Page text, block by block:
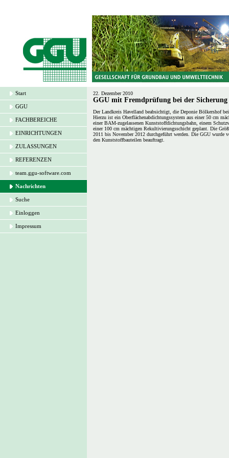
Start
GGU
FACHBEREICHE
EINRICHTUNGEN
ZULASSUNGEN
REFERENZEN
team.ggu-software.com
Nachrichten
Suche
Einloggen
Impressum
22. Dezember 2010
GGU mit Fremdprüfung bei der
Der Landkreis Havelland beabsichtigt, die Deponie Bölkershof
Hierzu ist ein Oberflächen­abdichtungssystem aus einer 50 cm
einer BAM-zugelassenen Kunststoffdichtungsbahn, einem
einer 100 cm mächtigen Rekultivierungsschicht geplant. Die
2011 bis November 2012 durchgeführt werden. Die GGU wurde
den Kunststoffbauteilen beauftragt.